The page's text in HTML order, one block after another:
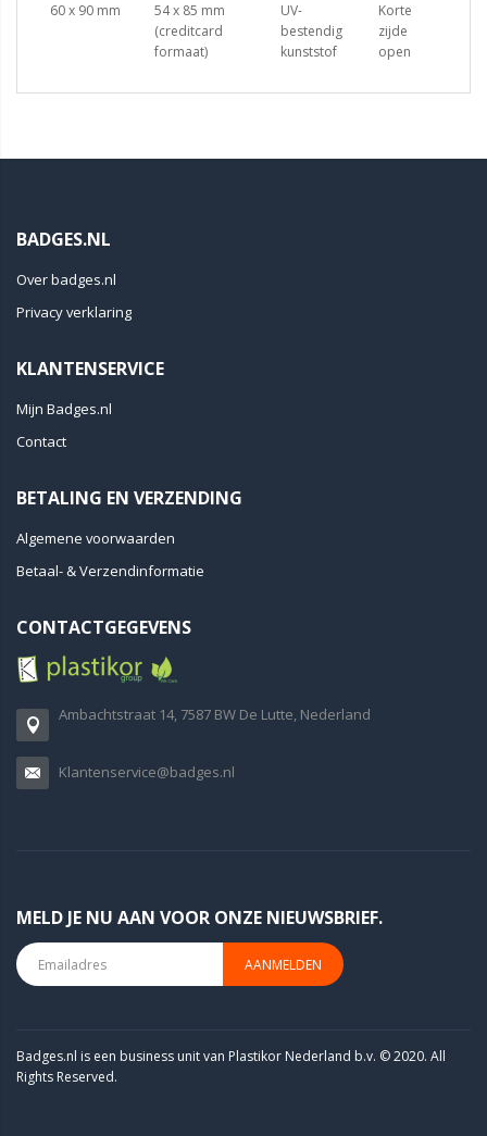
60 x 90 mm
54 x 85 mm
(creditcard
formaat)
UV-
bestendig
kunststof
Korte
zijde
open
BADGES.NL
Over badges.nl
Privacy verklaring
KLANTENSERVICE
Mijn Badges.nl
Contact
BETALING EN VERZENDING
Algemene voorwaarden
Betaal- & Verzendinformatie
CONTACTGEGEVENS
Ambachtstraat 14, 7587 BW De Lutte, Nederland
Klantenservice@badges.nl
MELD JE NU AAN VOOR ONZE NIEUWSBRIEF.
AANMELDEN
Badges.nl is een business unit van Plastikor Nederland b.v. © 2020. All
Rights Reserved.